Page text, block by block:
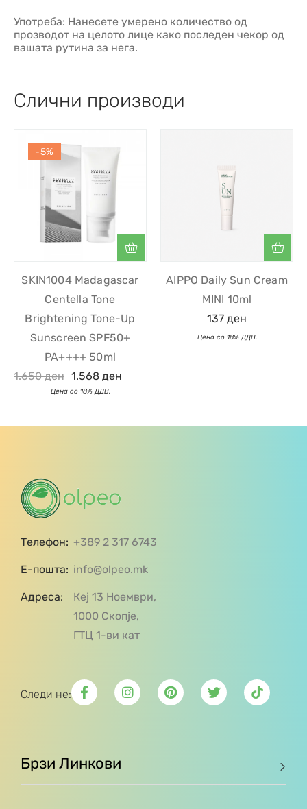
Употреба: Нанесете умерено количество од
прозводот на целото лице како последен чекор од
вашата рутина за нега.
Слични производи
-5%
SKIN1004 Madagascar
Centella Tone
Brightening Tone-Up
Sunscreen SPF50+
PA++++ 50ml
1.650ден 1.568 ден
AIPPO Daily Sun Cream
MINI 10ml
137 ден
Телефон: +389 2 317 6743
Е-пошта: info@olpeo.mk
Адреса:
Кеј 13 Ноември,
1000 Скопје,
ГТЦ 1-ви кат
Следи не:
Брзи Линкови